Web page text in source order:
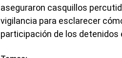
aseguraron casquillos
vigilancia para esclarecer
participación de los detenidos